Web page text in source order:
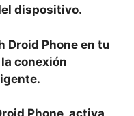
dispositivo.
Droid Phone en tu
conexión
Phone, activa